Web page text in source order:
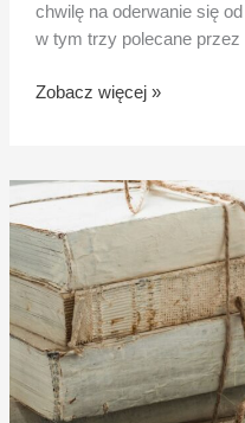
chwilę na oderwanie się
w tym trzy polecane przez
Zobacz więcej »
wydrukowanie
książki?
Poradnik
dla
wydawców
autorów